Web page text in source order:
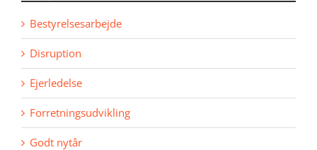
Bestyrelsesarbejde
Disruption
Ejerledelse
Forretningsudvikling
Godt nytår